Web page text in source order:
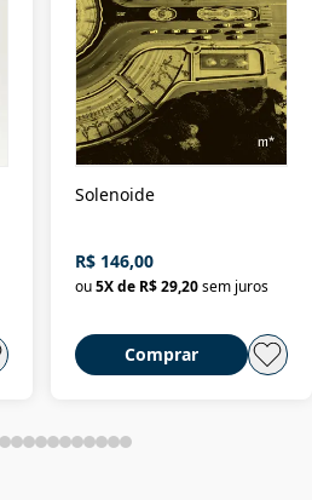
Solenoide
R$ 146,00
ou 5X de R$ 29,20 sem juros
Comprar